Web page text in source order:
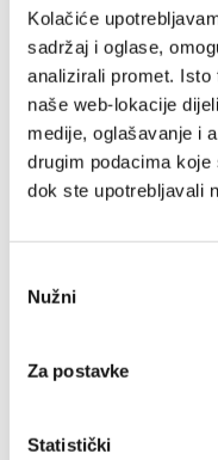
Kolačiće
sadržaj i oglase,
analizirali promet. Isto
naše web-lokacije
medije, oglašavanje i
drugim podacima
dok ste upotrebljavali
pristanka
Nužni
Za postavke
Statistički
Lista želja